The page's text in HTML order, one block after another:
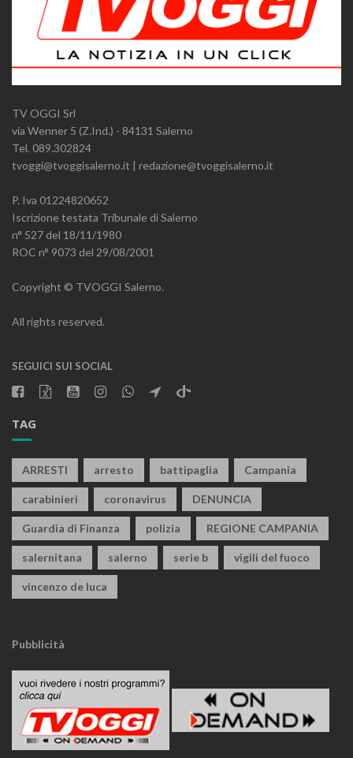
TV OGGI Srl
via Wenner 5 (Z.Ind.) - 84131 Salerno
Tel. 089.302824
tvoggi@tvoggisalerno.it | redazione@tvoggisalerno.it
P. Iva 01224820652
Iscrizione testata Tribunale di Salerno
n° 527 del 18/11/1980
ROC n° 9073 del 29/08/2001
Copyright © TVOGGI Salerno.
All rights reserved.
SEGUICI SUI SOCIAL
TAG
ARRESTI arresto battipaglia Campania
carabinieri coronavirus DENUNCIA
Guardia di Finanza polizia REGIONE CAMPANIA
salernitana salerno serie b vigili del fuoco
vincenzo de luca
Pubblicità